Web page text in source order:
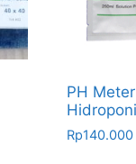
PH
Rp140.000